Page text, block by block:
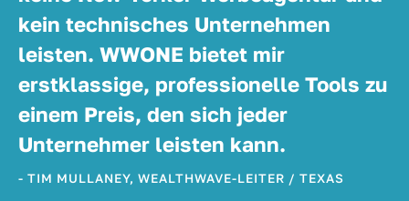
kein technisches Unternehmen
leisten. WWONE bietet mir
erstklassige, professionelle Tools zu
einem Preis, den sich jeder
Unternehmer leisten kann.
- TIM MULLANEY, WEALTHWAVE-LEITER / TEXAS